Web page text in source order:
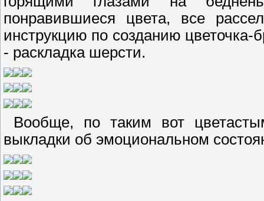
понравившиеся цвета, все
инструкцию по созданию цветочка-
- раскладка шерсти.
Вообще, по таким вот
выкладки об эмоциональном